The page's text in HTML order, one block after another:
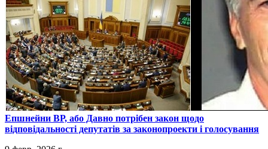
​Епшнейни ВР, або Давно потрібен закон щодо
відповідальності депутатів за законопроекти і голосування